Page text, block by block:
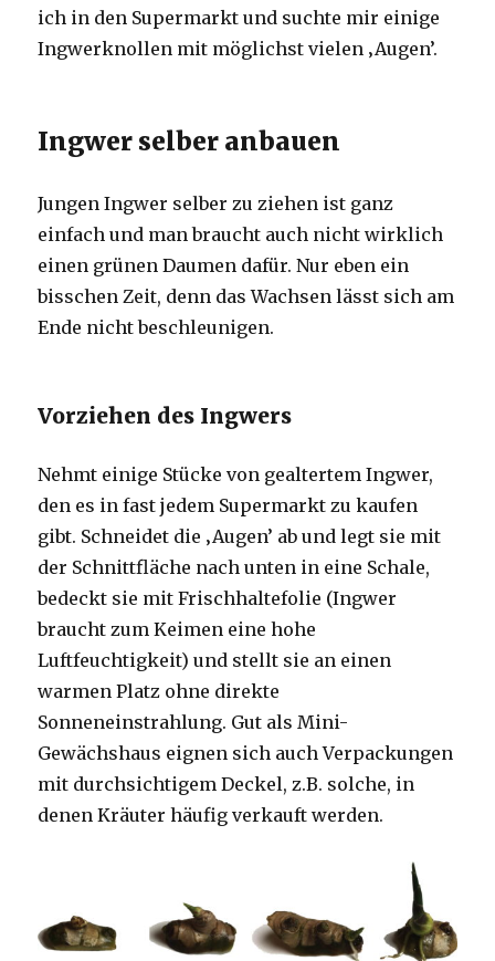
ich in den Supermarkt und suchte mir einige
Ingwerknollen mit möglichst vielen ‚Augen’.
Ingwer selber anbauen
Jungen Ingwer selber zu ziehen ist ganz
einfach und man braucht auch nicht wirklich
einen grünen Daumen dafür. Nur eben ein
bisschen Zeit, denn das Wachsen lässt sich am
Ende nicht beschleunigen.
Vorziehen des Ingwers
Nehmt einige Stücke von gealtertem Ingwer,
den es in fast jedem Supermarkt zu kaufen
gibt. Schneidet die ‚Augen’ ab und legt sie mit
der Schnittfläche nach unten in eine Schale,
bedeckt sie mit Frischhaltefolie (Ingwer
braucht zum Keimen eine hohe
Luftfeuchtigkeit) und stellt sie an einen
warmen Platz ohne direkte
Sonneneinstrahlung. Gut als Mini-
Gewächshaus eignen sich auch Verpackungen
mit durchsichtigem Deckel, z.B. solche, in
denen Kräuter häufig verkauft werden.